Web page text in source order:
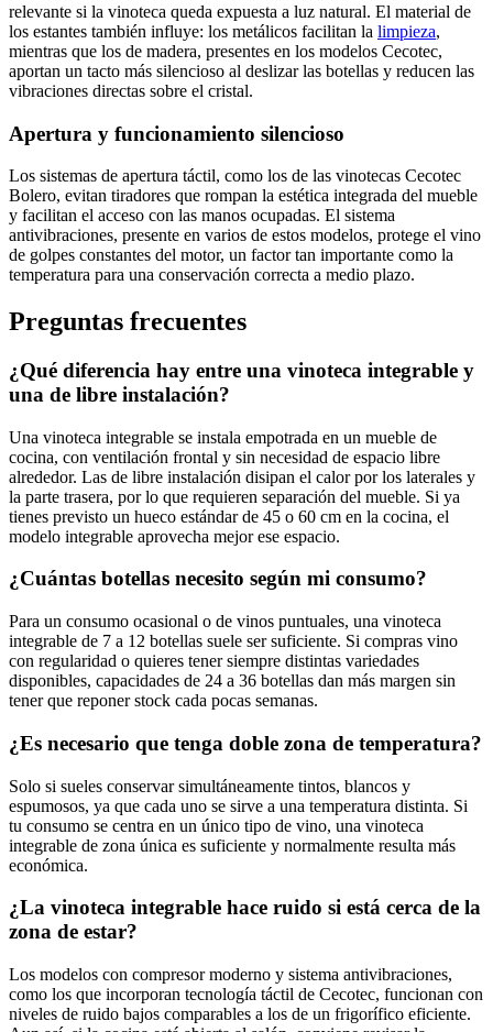
relevante si la vinoteca queda expuesta a luz natural. El material de
los estantes también influye: los metálicos facilitan la limpieza,
mientras que los de madera, presentes en los modelos Cecotec,
aportan un tacto más silencioso al deslizar las botellas y reducen las
vibraciones directas sobre el cristal.
Apertura y funcionamiento silencioso
Los sistemas de apertura táctil, como los de las vinotecas Cecotec
Bolero, evitan tiradores que rompan la estética integrada del mueble
y facilitan el acceso con las manos ocupadas. El sistema
antivibraciones, presente en varios de estos modelos, protege el vino
de golpes constantes del motor, un factor tan importante como la
temperatura para una conservación correcta a medio plazo.
Preguntas frecuentes
¿Qué diferencia hay entre una vinoteca integrable y
una de libre instalación?
Una vinoteca integrable se instala empotrada en un mueble de
cocina, con ventilación frontal y sin necesidad de espacio libre
alrededor. Las de libre instalación disipan el calor por los laterales y
la parte trasera, por lo que requieren separación del mueble. Si ya
tienes previsto un hueco estándar de 45 o 60 cm en la cocina, el
modelo integrable aprovecha mejor ese espacio.
¿Cuántas botellas necesito según mi consumo?
Para un consumo ocasional o de vinos puntuales, una vinoteca
integrable de 7 a 12 botellas suele ser suficiente. Si compras vino
con regularidad o quieres tener siempre distintas variedades
disponibles, capacidades de 24 a 36 botellas dan más margen sin
tener que reponer stock cada pocas semanas.
¿Es necesario que tenga doble zona de temperatura?
Solo si sueles conservar simultáneamente tintos, blancos y
espumosos, ya que cada uno se sirve a una temperatura distinta. Si
tu consumo se centra en un único tipo de vino, una vinoteca
integrable de zona única es suficiente y normalmente resulta más
económica.
¿La vinoteca integrable hace ruido si está cerca de la
zona de estar?
Los modelos con compresor moderno y sistema antivibraciones,
como los que incorporan tecnología táctil de Cecotec, funcionan con
niveles de ruido bajos comparables a los de un frigorífico eficiente.